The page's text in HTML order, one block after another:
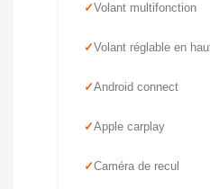
Volant multifonction
Volant réglable en
Android connect
Apple carplay
Caméra de recul